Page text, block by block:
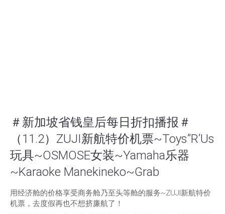
＃新加坡省钱皇后每日折扣播报＃
（11.2）ZUJI新航特价机票~Toys”R’Us
玩具~OSMOSE女装~Yamaha乐器
~Karaoke Manekineko~Grab
用经济舱的价格享受商务舱乃至头等舱的服务~ZUJI新航特价
机票，去度假再也不想挤廉航了！